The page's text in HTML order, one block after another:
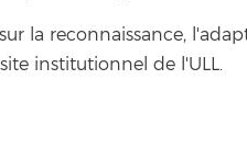
la reconnaissance,
institutionnel de l'ULL.